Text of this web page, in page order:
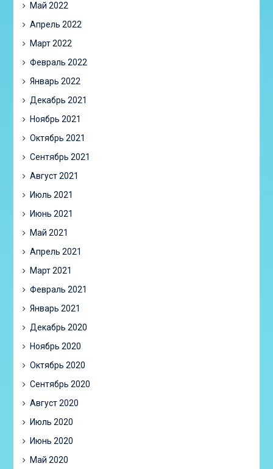
Май 2022
Апрель 2022
Март 2022
Февраль 2022
Январь 2022
Декабрь 2021
Ноябрь 2021
Октябрь 2021
Сентябрь 2021
Август 2021
Июль 2021
Июнь 2021
Май 2021
Апрель 2021
Март 2021
Февраль 2021
Январь 2021
Декабрь 2020
Ноябрь 2020
Октябрь 2020
Сентябрь 2020
Август 2020
Июль 2020
Июнь 2020
Май 2020